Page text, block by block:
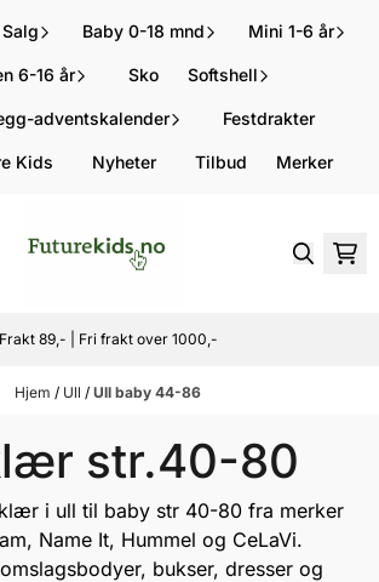
Salg Baby 0-18 mnd Mini 1-6 år
6-16 år Sko Softshell
adventskalender Festdrakter
Kids Nyheter Tilbud Merker
Frakt 89,- | Fri frakt over 1000,-
Hjem / Ull / Ull baby 44-86
str.40-80
i ull til baby str 40-80 fra merker
, Name It, Hummel og CeLaVi.
bukser, dresser og